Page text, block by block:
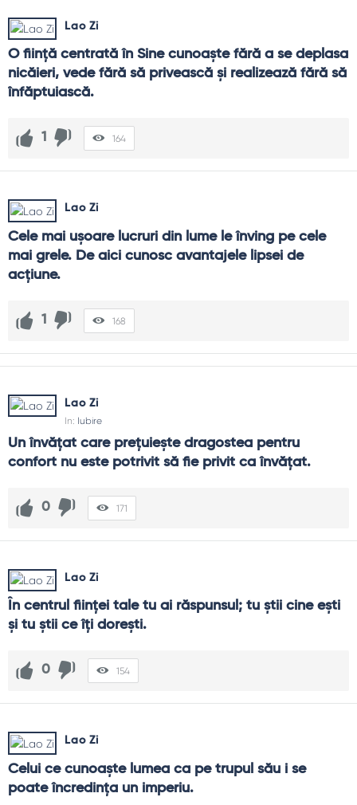
Lao Zi
O fiinţă centrată în Sine cunoaşte fără a se deplasa
nicăieri, vede fără să privească şi realizează fără să
înfăptuiască.
1 164
Lao Zi
Cele mai uşoare lucruri din lume le înving pe cele
mai grele. De aici cunosc avantajele lipsei de
acţiune.
1 168
Lao Zi
In: Iubire
Un învăţat care preţuieşte dragostea pentru
confort nu este potrivit să fie privit ca învăţat.
0 171
Lao Zi
În centrul fiinţei tale tu ai răspunsul; tu ştii cine eşti
şi tu ştii ce îţi doreşti.
0 154
Lao Zi
Celui ce cunoaşte lumea ca pe trupul său i se
poate încredinţa un imperiu.